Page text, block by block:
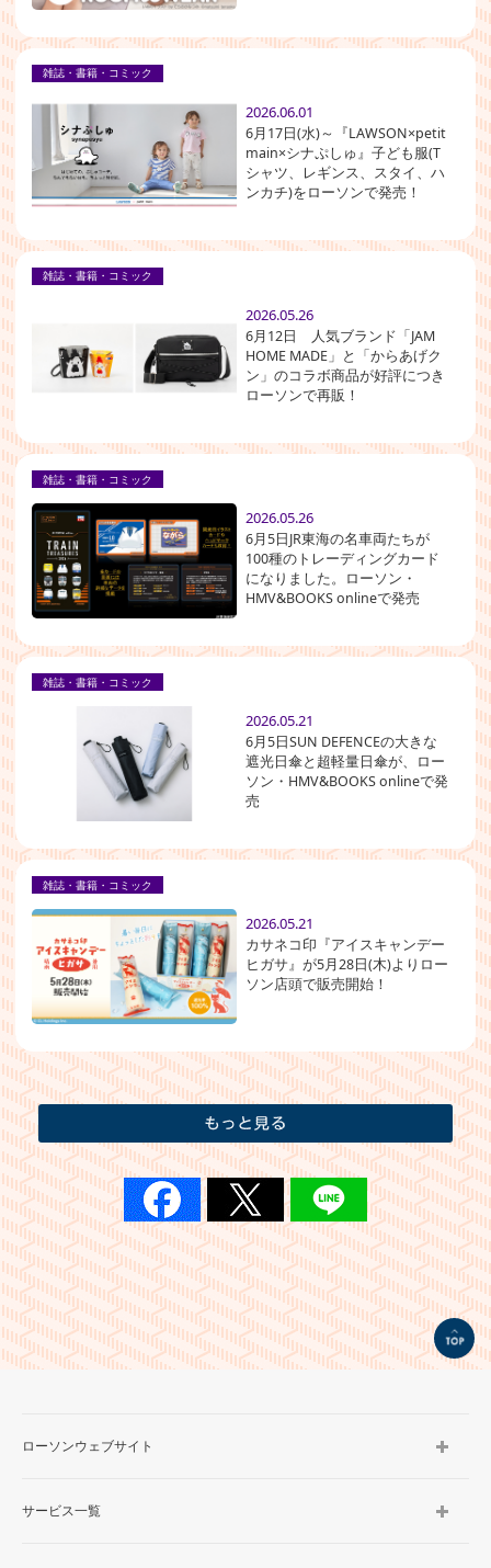
雑誌・書籍・コミック
2026.06.01
6月17日(水)～『LAWSON×petit
main×シナぷしゅ』子ども服(T
シャツ、レギンス、スタイ、ハ
ンカチ)をローソンで発売！
雑誌・書籍・コミック
2026.05.26
6月12日 人気ブランド「JAM
HOME MADE」と「からあげク
ン」のコラボ商品が好評につき
ローソンで再販！
雑誌・書籍・コミック
2026.05.26
6月5日JR東海の名車両たちが
100種のトレーディングカード
になりました。ローソン・
HMV&BOOKS onlineで発売
雑誌・書籍・コミック
2026.05.21
6月5日SUN DEFENCEの大きな
遮光日傘と超軽量日傘が、ロー
ソン・HMV&BOOKS onlineで発
売
雑誌・書籍・コミック
2026.05.21
カサネコ印『アイスキャンデー
ヒガサ』が5月28日(木)よりロー
ソン店頭で販売開始！
もっと見る
TOP
ローソンウェブサイト
サービス一覧